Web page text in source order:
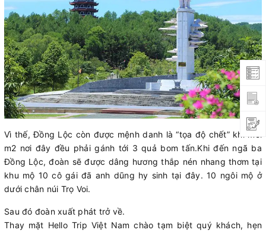
Vì thế, Đồng Lộc còn được mệnh danh là “tọa độ chết” khi mỗi
m2 nơi đây đều phải gánh tới 3 quả bom tấn.Khi đến ngã ba
Đồng Lộc, đoàn sẽ được dâng hương thắp nén nhang thơm tại
khu mộ 10 cô gái đã anh dũng hy sinh tại đây. 10 ngôi mộ ở
dưới chân núi Trọ Voi.
Sau đó đoàn xuất phát trở về.
Thay mặt Hello Trip Việt Nam chào tạm biệt quý khách, hẹn